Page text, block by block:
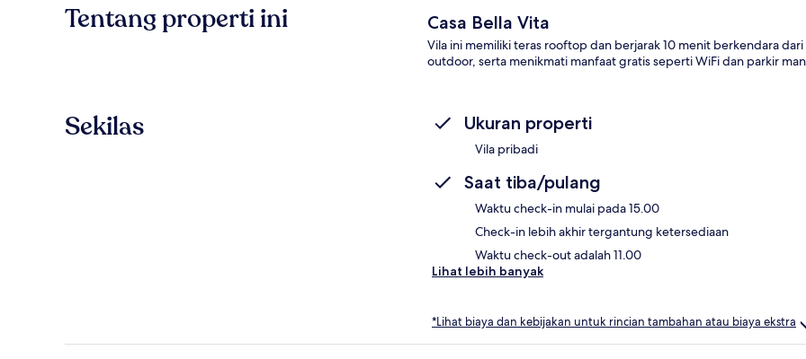
Tentang properti ini Casa Bella Vita
Vila ini memiliki teras rooftop dan berjarak 10 menit berkendara
outdoor, serta menikmati manfaat gratis seperti WiFi dan parkir
Sekilas Ukuran properti
Vila pribadi
Saat tiba/pulang
Waktu check-in mulai pada 15.00
Check-in lebih akhir tergantung ketersediaan
Waktu check-out adalah 11.00
Lihat lebih banyak
*Lihat biaya dan kebijakan untuk rincian tambahan atau biaya ekstra